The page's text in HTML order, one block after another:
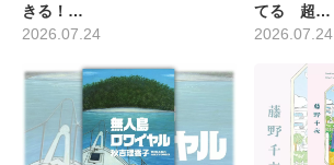
きる！…
2026.07.24
てる 超…
2026.07.24